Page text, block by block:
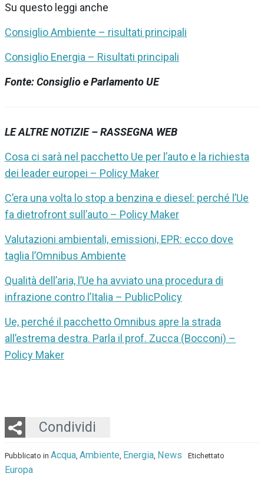
Su questo leggi anche
Consiglio Ambiente – risultati principali
Consiglio Energia – Risultati principali
Fonte: Consiglio e Parlamento UE
LE ALTRE NOTIZIE – RASSEGNA WEB
Cosa ci sarà nel pacchetto Ue per l’auto e la richiesta
dei leader europei – Policy Maker
C’era una volta lo stop a benzina e diesel: perché l’Ue
fa dietrofront sull’auto – Policy Maker
Valutazioni ambientali, emissioni, EPR: ecco dove
taglia l’Omnibus Ambiente
Qualità dell’aria, l’Ue ha avviato una procedura di
infrazione contro l’Italia – PublicPolicy
Ue, perché il pacchetto Omnibus apre la strada
all’estrema destra. Parla il prof. Zucca (Bocconi) –
Policy Maker
Condividi
Twitter
LinkedIn
Email
Whatsapp
Pubblicato in Acqua, Ambiente, Energia, News Etichettato
Europa